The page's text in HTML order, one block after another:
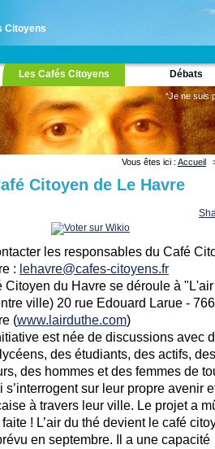
Citoyens
Les Cafés Citoyens Débats
“Je ne suis
Vous êtes ici : Accueil
Citoyen de Le Havre
les responsables du Café
: lehavre@cafes-citoyens.fr
Citoyen du Havre se déroule à
ville) 20 rue Edouard Larue -
(www.lairduthe.com)
est née de discussions avec
des étudiants, des actifs, des
des hommes et des femmes de
s’interrogent sur leur propre avenir
à travers leur ville. Le projet a
! L’air du thé devient le café
en septembre. Il a une capacité